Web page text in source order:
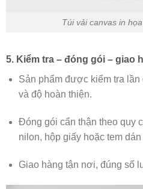
Túi vải canvas in
5. Kiểm tra – đóng gói – giao
Sản phẩm được kiểm tra
và độ hoàn thiện.
Đóng gói cẩn thận theo quy
nilon, hộp giấy hoặc tem
Giao hàng tận nơi, đúng số